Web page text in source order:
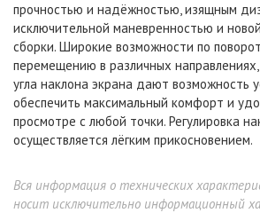
прочностью и надёжностью, изящным
исключительной маневренностью и
сборки. Широкие возможности по
перемещению в различных
угла наклона экрана дают возможность
обеспечить максимальный комфорт и
просмотре с любой точки. Регулировка
осуществляется лёгким прикосновением.
Вся информация о технических
носит исключительно информационный